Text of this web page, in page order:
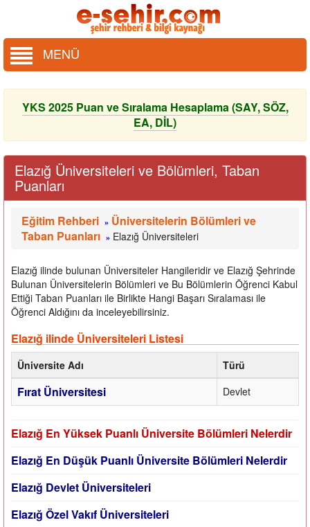
MENÜ
YKS 2025 Puan ve Sıralama Hesaplama (SAY, SÖZ,
EA, DİL)
Elazığ Üniversiteleri ve Bölümleri, Taban
Puanları
Eğitim Rehberi » Üniversitelerin Bölümleri ve
Taban Puanları » Elazığ Üniversiteleri
Elazığ ilinde bulunan Üniversiteler Hangileridir ve Elazığ Şehrinde
Bulunan Üniversitelerin Bölümleri ve Bu Bölümlerin Öğrenci Kabul
Ettiği Taban Puanları ile Birlikte Hangi Başarı Sıralaması ile
Öğrenci Aldığını da inceleyebilirsiniz.
Elazığ ilinde Üniversiteleri Listesi
Üniversite Adı Türü
Fırat Üniversitesi Devlet
Elazığ En Yüksek Puanlı Üniversite Bölümleri Nelerdir
Elazığ En Düşük Puanlı Üniversite Bölümleri Nelerdir
Elazığ Devlet Üniversiteleri
Elazığ Özel Vakıf Üniversiteleri